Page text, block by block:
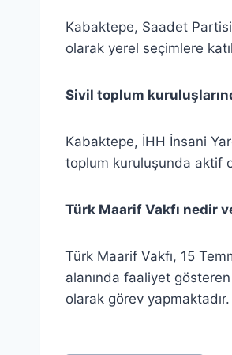
Kabaktepe, Saadet
olarak yerel seçimlere
Sivil toplum
Kabaktepe, İHH İnsani
toplum kuruluşunda aktif
Türk Maarif Vakfı nedir
Türk Maarif Vakfı, 15
alanında faaliyet gösteren
olarak görev yapmaktadır.